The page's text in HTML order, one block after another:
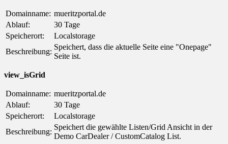
Domainname: mueritzportal.de
Ablauf:
30 Tage
Speicherort:
Localstorage
Beschreibung:
Speichert, dass die aktuelle Seite eine "Onepage"
Seite ist.
view_isGrid
Domainname: mueritzportal.de
Ablauf:
30 Tage
Speicherort:
Localstorage
Beschreibung:
Speichert die gewählte Listen/Grid Ansicht in der
Demo CarDealer / CustomCatalog List.